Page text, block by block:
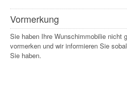
Vormerkung
Sie haben Ihre Wunschimmobilie nicht
vormerken und wir informieren Sie
Sie haben.